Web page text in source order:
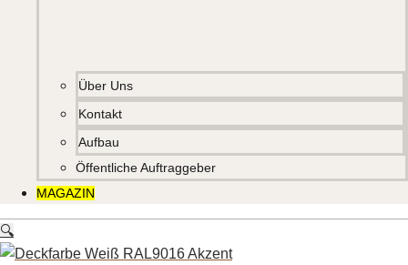
Über Uns
Kontakt
Aufbau
Öffentliche Auftraggeber
MAGAZIN
🔍